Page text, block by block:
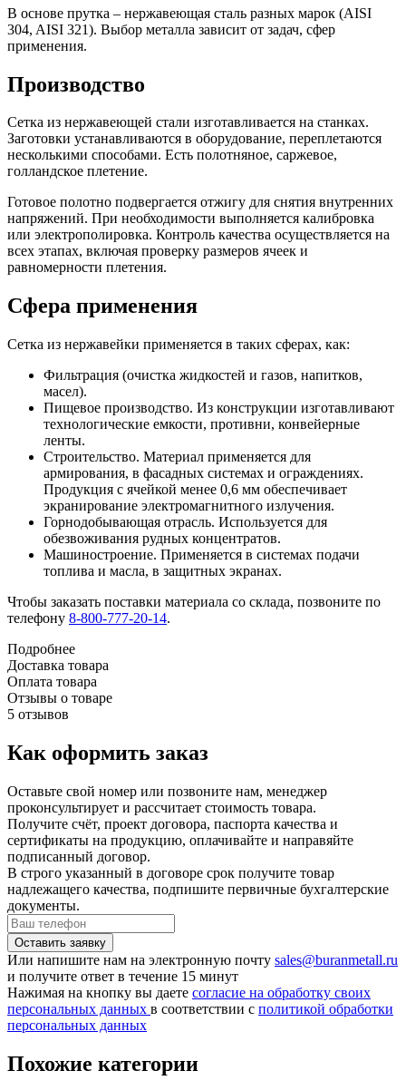
В основе прутка – нержавеющая сталь разных марок (AISI
304, AISI 321). Выбор металла зависит от задач, сфер
применения.
Производство
Сетка из нержавеющей стали изготавливается на станках.
Заготовки устанавливаются в оборудование, переплетаются
несколькими способами. Есть полотняное, саржевое,
голландское плетение.
Готовое полотно подвергается отжигу для снятия внутренних
напряжений. При необходимости выполняется калибровка
или электрополировка. Контроль качества осуществляется на
всех этапах, включая проверку размеров ячеек и
равномерности плетения.
Сфера применения
Сетка из нержавейки применяется в таких сферах, как:
Фильтрация (очистка жидкостей и газов, напитков,
масел).
Пищевое производство. Из конструкции изготавливают
технологические емкости, противни, конвейерные
ленты.
Строительство. Материал применяется для
армирования, в фасадных системах и ограждениях.
Продукция с ячейкой менее 0,6 мм обеспечивает
экранирование электромагнитного излучения.
Горнодобывающая отрасль. Используется для
обезвоживания рудных концентратов.
Машиностроение. Применяется в системах подачи
топлива и масла, в защитных экранах.
Чтобы заказать поставки материала со склада, позвоните по
телефону 8-800-777-20-14.
Подробнее
Доставка товара
Оплата товара
Отзывы о товаре
5 отзывов
Как оформить заказ
Оставьте свой номер или позвоните нам, менеджер
проконсультирует и рассчитает стоимость товара.
Получите счёт, проект договора, паспорта качества и
сертификаты на продукцию, оплачивайте и направяйте
подписанный договор.
В строго указанный в договоре срок получите товар
надлежащего качества, подпишите первичные бухгалтерские
документы.
Или напишите нам на электронную почту sales@buranmetall.ru
и получите ответ в течение 15 минут
Нажимая на кнопку вы даете согласие на обработку своих
персональных данных в соответствии с политикой обработки
персональных данных
Похожие категории